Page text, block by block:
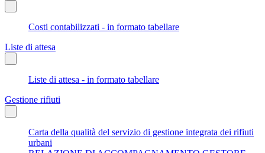
Costi contabilizzati - in formato tabellare
Liste di attesa
Liste di attesa - in formato tabellare
Gestione rifiuti
Carta della qualità del servizio di gestione integrata dei rifiuti
urbani